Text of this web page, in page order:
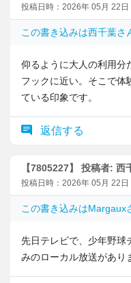
投稿日時：2026年 05月 22日
この書き込みは西千葉さ
仰るように大人の利用分
フックに近い。そこで体
ている印象です。
返信する
【7805227】 投稿者: 西
投稿日時：2026年 05月 22日
この書き込みはMargaux
先日テレビで、少年野球
みのローカル放送があり